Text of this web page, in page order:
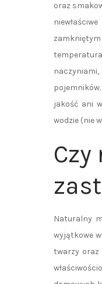
oraz
jakość ani
wodzie (nie
Naturalny
wyjątkowe
twarzy oraz